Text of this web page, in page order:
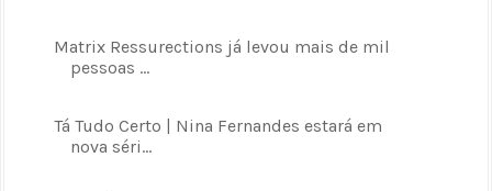
Matrix Ressurections já levou mais de mil
pessoas ...
Tá Tudo Certo | Nina Fernandes estará em
nova séri...